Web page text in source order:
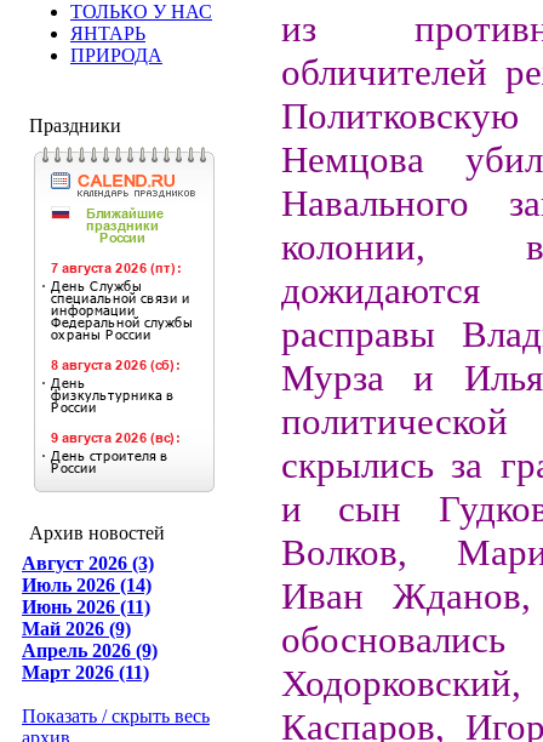
ТОЛЬКО У НАС
ЯНТАРЬ
ПРИРОДА
Праздники
Архив новостей
Август 2026 (3)
Июль 2026 (14)
Июнь 2026 (11)
Май 2026 (9)
Апрель 2026 (9)
Март 2026 (11)
Показать / скрыть весь
архив
из
обличителей
Немцова
Навального
расправы
Мурза и
скрылись за
и сын
Волков,
Иван
Каспаров,